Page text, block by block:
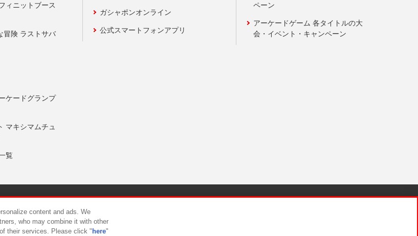
ィニットブース
冒険 ラストサバ
ケードグランプ
マキシマムチュ
覧
ガシャポンオンライン
公式スマートフォンアプリ
ペーン
アーケードゲーム 各タイトルの大
会・イベント・キャンペーン
カスタマーハラスメント対応方針
content and ads. We
who may combine it with other
their services. Please click " here"